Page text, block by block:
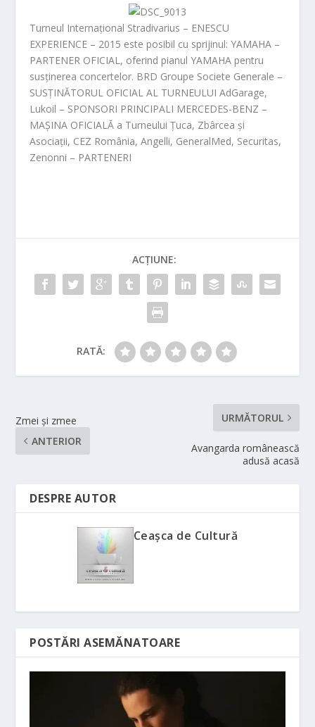
Turneul Internațional Stradivarius – ENESCU
EXPERIENCE – 2015 este posibil cu sprijinul:YAMAHA –
PARTENER OFICIAL, oferind pianul YAMAHA pentru
susținerea concertelor. BRD Groupe Societe Generale –
SUSȚINĂTORUL OFICIAL AL TURNEULUIAdGarage,
Lukoil – SPONSORI PRINCIPALI MERCEDES-BENZ –
MAȘINA OFICIALĂ a TurneuluiȚuca, Zbârcea și
Asociații, CEZ România,Angelli, GeneralMed, Securitas,
Zenonni – PARTENERI
ACȚIUNE:
RATĂ:
Zmei și zmee
ANTERIOR
URMĂTORUL
Avangarda românească
adusă acasă
DESPRE AUTOR
Ceașca de Cultură
POSTĂRI ASEMĂNATOARE